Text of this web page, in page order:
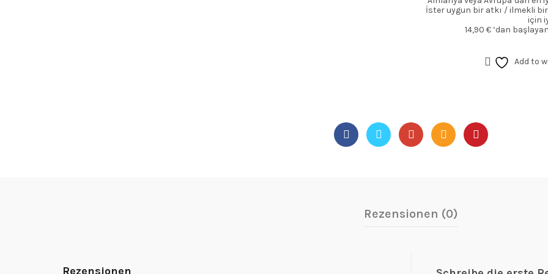
İster uygun bir atkı / ilmekli
için
14,90 € ‘dan
Add to
Rezensionen (0)
Rezensionen